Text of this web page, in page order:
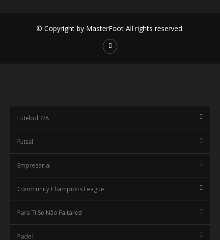
© Copyright by MasterFoot All rights reserved.
Futebol 7/8
Futsal
Empresarial
Community Champions League
Para Ti Se Não Faltares!
Padel